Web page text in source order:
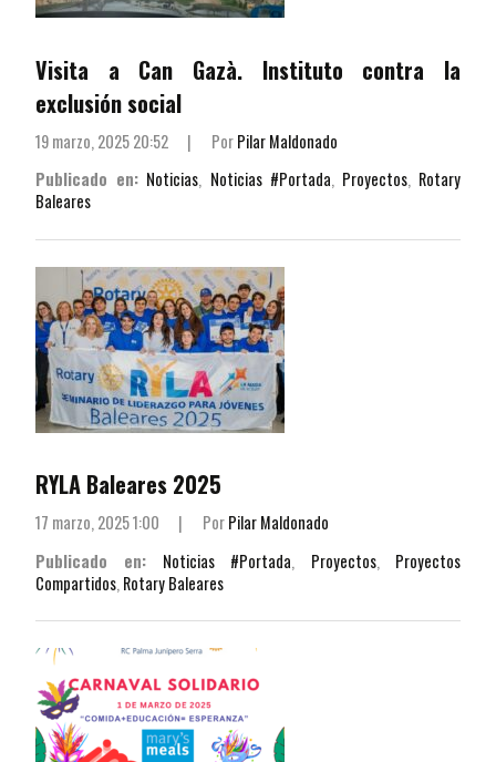
Visita a Can Gazà. Instituto contra la
exclusión social
19 marzo, 2025 20:52 | PorPilar Maldonado
Publicado en: Noticias, Noticias #Portada, Proyectos, Rotary
Baleares
RYLA Baleares 2025
17 marzo, 2025 1:00 | PorPilar Maldonado
Publicado en:
Noticias #Portada, Proyectos, Proyectos
Compartidos, Rotary Baleares